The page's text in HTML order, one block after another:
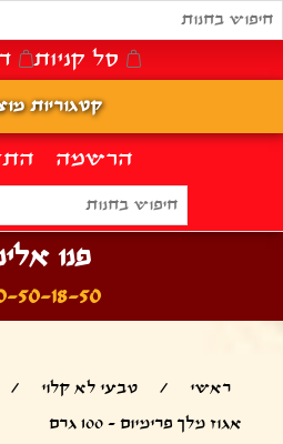
הרשמה
סל קניות
פנו
50-18-50
ראשי / טבעי לא קלוי
/
אגוז מלך פרימיום - 100 גרם
קטגוריות